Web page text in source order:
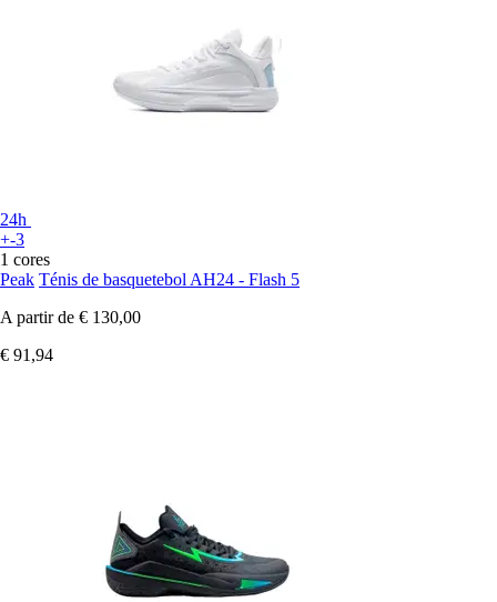
24h
+-3
1 cores
Peak Ténis de basquetebol AH24 - Flash 5
A partir de € 130,00
€ 91,94